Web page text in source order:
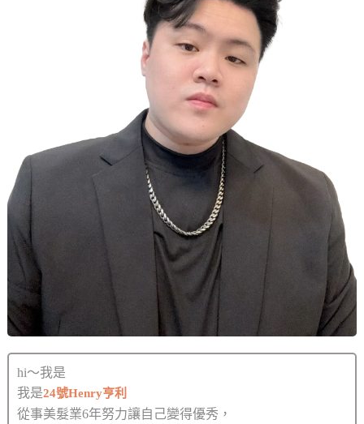
hi～我是
我是24號Henry亨利
從事美髮業6年努力讓自己變得優秀，